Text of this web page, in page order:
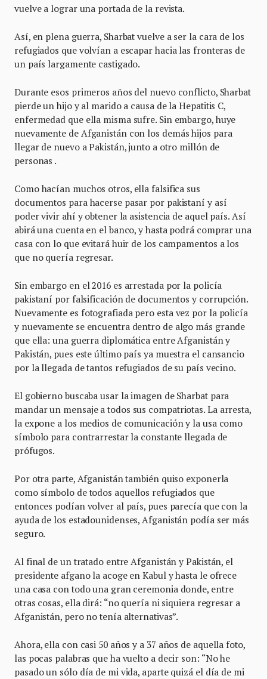
vuelve a lograr una portada de la revista.
Así, en plena guerra, Sharbat vuelve a ser la cara de los
refugiados que volvían a escapar hacia las fronteras de
un país largamente castigado.
Durante esos primeros años del nuevo conflicto, Sharbat
pierde un hijo y al marido a causa de la Hepatitis C,
enfermedad que ella misma sufre. Sin embargo, huye
nuevamente de Afganistán con los demás hijos para
llegar de nuevo a Pakistán, junto a otro millón de
personas .
Como hacían muchos otros, ella falsifica sus
documentos para hacerse pasar por pakistaní y así
poder vivir ahí y obtener la asistencia de aquel país. Así
abirá una cuenta en el banco, y hasta podrá comprar una
casa con lo que evitará huir de los campamentos a los
que no quería regresar.
Sin embargo en el 2016 es arrestada por la policía
pakistaní por falsificación de documentos y corrupción.
Nuevamente es fotografiada pero esta vez por la policía
y nuevamente se encuentra dentro de algo más grande
que ella: una guerra diplomática entre Afganistán y
Pakistán, pues este último país ya muestra el cansancio
por la llegada de tantos refugiados de su país vecino.
El gobierno buscaba usar la imagen de Sharbat para
mandar un mensaje a todos sus compatriotas. La arresta,
la expone a los medios de comunicación y la usa como
símbolo para contrarrestar la constante llegada de
prófugos.
Por otra parte, Afganistán también quiso exponerla
como símbolo de todos aquellos refugiados que
entonces podían volver al país, pues parecía que con la
ayuda de los estadounidenses, Afganistán podía ser más
seguro.
Al final de un tratado entre Afganistán y Pakistán, el
presidente afgano la acoge en Kabul y hasta le ofrece
una casa con todo una gran ceremonia donde, entre
otras cosas, ella dirá: “no quería ni siquiera regresar a
Afganistán, pero no tenía alternativas”.
Ahora, ella con casi 50 años y a 37 años de aquella foto,
las pocas palabras que ha vuelto a decir son: “No he
pasado un sólo día de mi vida, aparte quizá el día de mi